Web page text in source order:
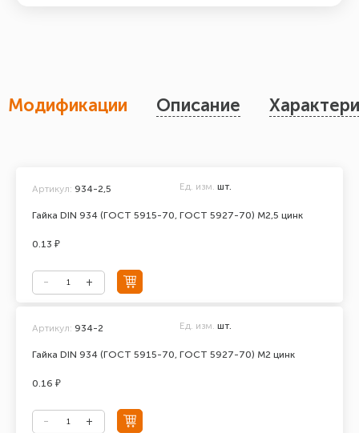
Модификации Описание
Гайка DIN 934 (ГОСТ 5915-70, ГОСТ 5927-70) М2,5 цинк
Артикул: 934-2,5 Ед. изм. шт.
0.13 ₽
Гайка DIN 934 (ГОСТ 5915-70, ГОСТ 5927-70) М2 цинк
Артикул: 934-2 Ед. изм. шт.
0.16 ₽